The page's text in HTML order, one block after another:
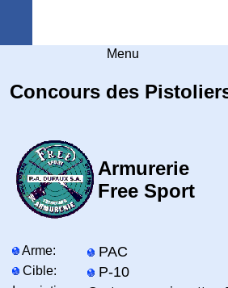
Menu
Concours des
Armurerie
Free Sport
Arme: PAC
Cible: P-10